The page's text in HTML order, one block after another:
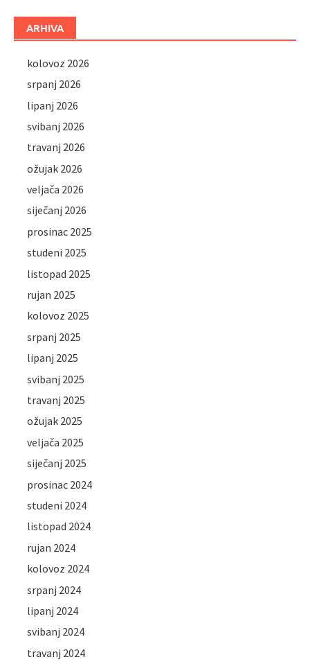
ARHIVA
kolovoz 2026
srpanj 2026
lipanj 2026
svibanj 2026
travanj 2026
ožujak 2026
veljača 2026
siječanj 2026
prosinac 2025
studeni 2025
listopad 2025
rujan 2025
kolovoz 2025
srpanj 2025
lipanj 2025
svibanj 2025
travanj 2025
ožujak 2025
veljača 2025
siječanj 2025
prosinac 2024
studeni 2024
listopad 2024
rujan 2024
kolovoz 2024
srpanj 2024
lipanj 2024
svibanj 2024
travanj 2024